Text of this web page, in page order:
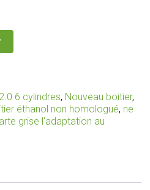
2.0 6 cylindres, Nouveau boitier,
éthanol non homologué, ne
grise l'adaptation au